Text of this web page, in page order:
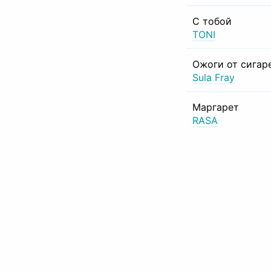
С тобой
TONI
Ожоги от
Sula Fray
Маргарет
RASA